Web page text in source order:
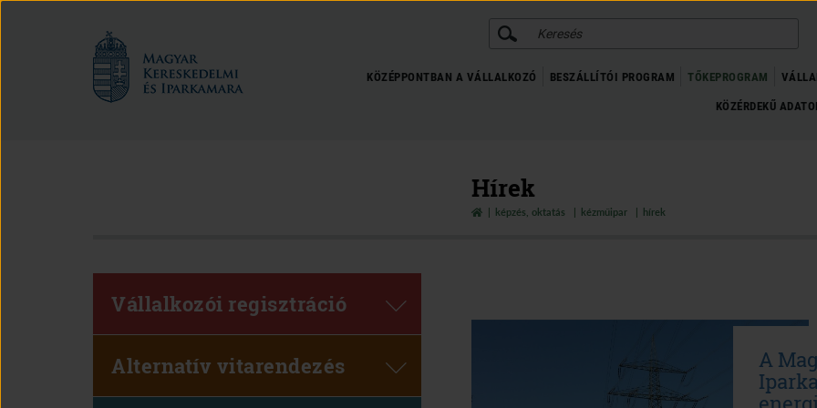
Magyar
Kereskedelmi
és
Iparkamara
KERESÉS
KÖZÉPPONTBAN A VÁLLALKOZÓ BESZÁLLÍTÓI PROGRAM TŐKEPROGRAM
KÖZÉRDEKŰ
Hírek
képzés, oktatás kézműipar hírek
Vállalkozói regisztráció
Alternatív vitarendezés
A